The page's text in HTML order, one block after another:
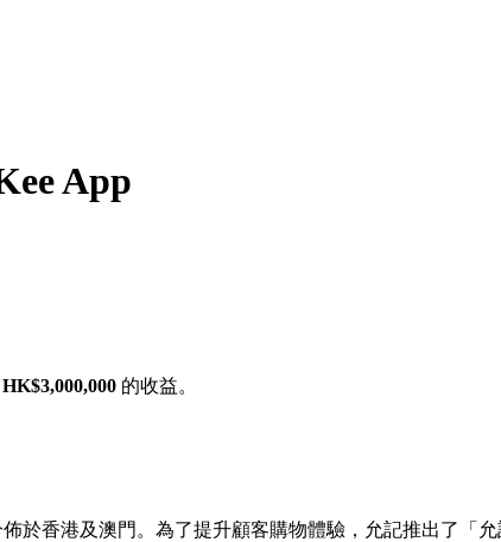
App
HK$3,000,000 的收益。
於香港及澳門。為了提升顧客購物體驗，允記推出了「